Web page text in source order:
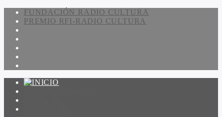
FUNDACIÓN RADIO CULTURA
PREMIO RFI-RADIO CULTURA